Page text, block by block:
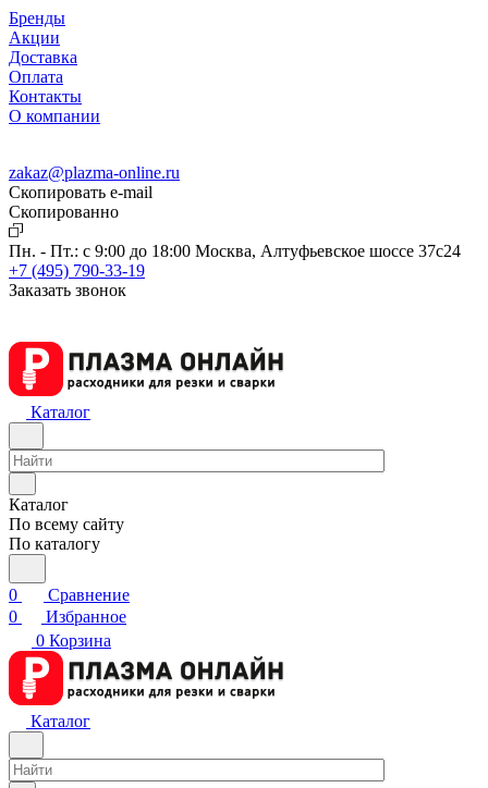
Бренды
Акции
Доставка
Оплата
Контакты
О компании
zakaz@plazma-online.ru
Скопировать e-mail
Cкопированно
Пн. - Пт.: с 9:00 до 18:00 Москва, Алтуфьевское шоссе 37с24
+7 (495) 790-33-19
Заказать звонок
Каталог
Каталог
По всему сайту
По каталогу
0
Сравнение
0
Избранное
0 Корзина
Каталог